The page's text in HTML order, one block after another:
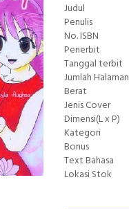
Judul
Penulis
No. ISBN
Penerbit
Tanggal terbit
Jumlah Halaman
Berat
Jenis Cover
Dimensi(L x P)
Kategori
Bonus
Text Bahasa
Lokasi Stok